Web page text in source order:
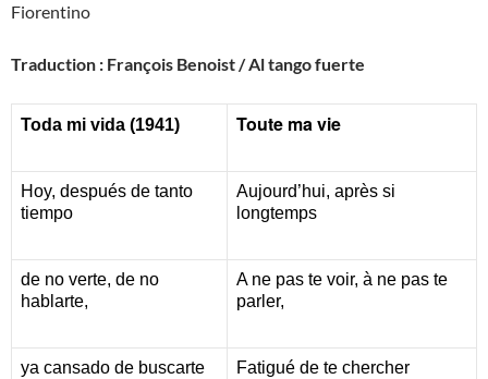
Fiorentino
Traduction : François Benoist / Al tango fuerte
Toda mi vida (1941) Toute ma vie
Hoy, después de tanto
tiempo
Aujourd’hui, après si
longtemps
de no verte, de no
hablarte,
A ne pas te voir, à ne pas te
parler,
ya cansado de buscarte Fatigué de te chercher